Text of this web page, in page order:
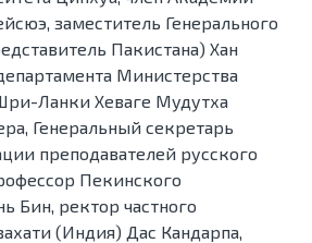
заместитель Генерального
Пакистана) Хан
Министерства
Ланки Хеваге Мудутха
Генеральный секретарь
преподавателей русского
Пекинского
Бин, ректор частного
(Индия) Дас Кандарпа,